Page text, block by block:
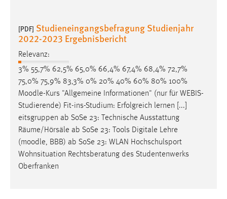
[PDF] Studieneingangsbefragung Studienjahr
2022-2023 Ergebnisbericht
Relevanz:
3% 55,7% 62,5% 65,0% 66,4% 67,4% 68,4% 72,7%
75,0% 75,9% 83,3% 0% 20% 40% 60% 80% 100%
Moodle-Kurs "Allgemeine Informationen" (nur für WEBIS-
Studierende) Fit-ins-Studium: Erfolgreich lernen [...]
eitsgruppen ab SoSe 23: Technische Ausstattung
Räume/Hörsäle ab SoSe 23: Tools Digitale Lehre
(moodle, BBB) ab SoSe 23: WLAN Hochschulsport
Wohnsituation Rechtsberatung des Studentenwerks
Oberfranken